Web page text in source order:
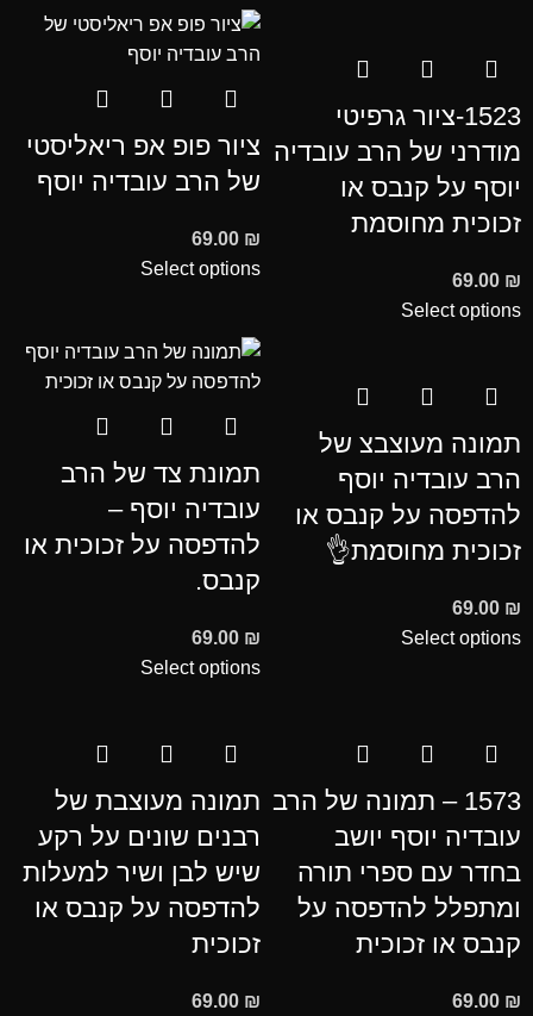
1523-ציור גרפיטי
מודרני של הרב עובדיה
יוסף על קנבס או
זכוכית מחוסמת
69.00 ₪
Select options
ציור פופ אפ ריאליסטי
של הרב עובדיה יוסף
69.00 ₪
Select options
תמונה מעוצבצ של
הרב עובדיה יוסף
להדפסה על קנבס או
זכוכית מחוסמת👌
69.00 ₪
Select options
תמונת צד של הרב
עובדיה יוסף –
להדפסה על זכוכית או
קנבס.
69.00 ₪
Select options
1573 – תמונה של הרב
עובדיה יוסף יושב
בחדר עם ספרי תורה
ומתפלל להדפסה על
קנבס או זכוכית
69.00 ₪
תמונה מעוצבת של
רבנים שונים על רקע
שיש לבן ושיר למעלות
להדפסה על קנבס או
זכוכית
69.00 ₪